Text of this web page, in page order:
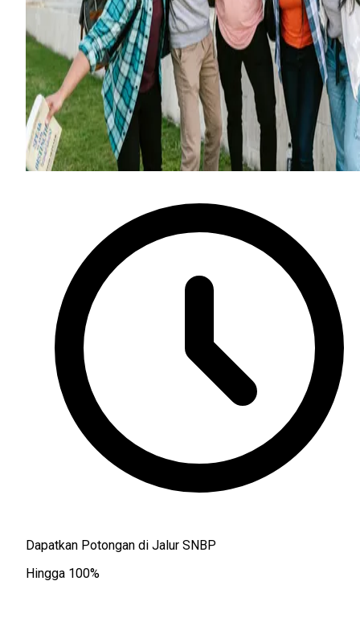
Dapatkan Potongan di Jalur SNBP
Hingga 100%